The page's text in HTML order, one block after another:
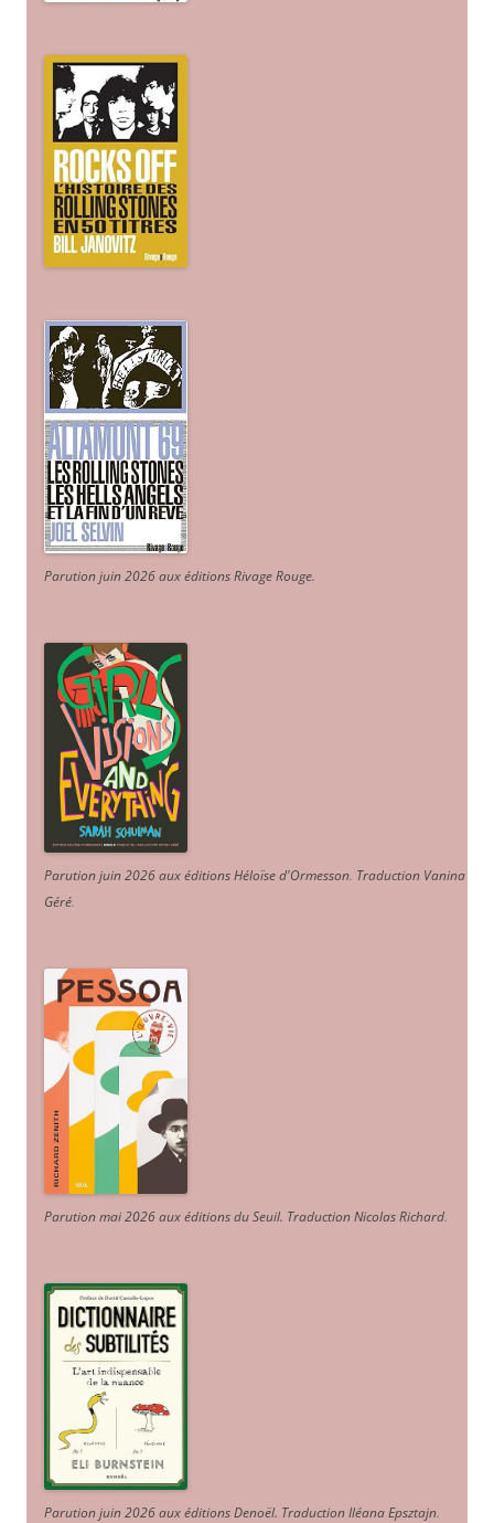
Parution juin 2026 aux éditions Rivage Rouge.
Parution juin 2026 aux éditions Héloïse d'Ormesson. Traduction Vanina
Géré.
Parution mai 2026 aux éditions du Seuil. Traduction Nicolas Richard.
Parution juin 2026 aux éditions Denoël. Traduction Iléana Epsztajn.